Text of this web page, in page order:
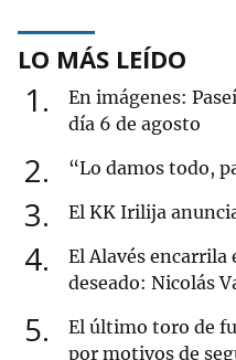
LO MÁS LEÍDO
1
En imágenes:
día 6 de agosto
2 “Lo damos todo,
3 El KK Irilija
4
El Alavés
deseado: Nicolás
5
El último toro de
por motivos de